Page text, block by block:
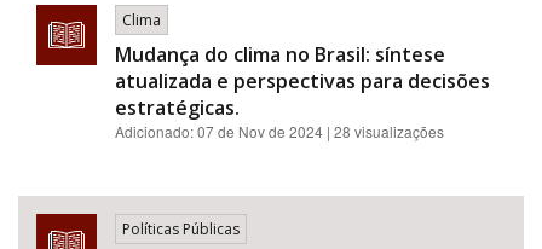
Clima
Mudança do clima no Brasil: síntese
atualizada e perspectivas para decisões
estratégicas.
Adicionado:07 de Nov de 2024 | 28 visualizações
Políticas Públicas